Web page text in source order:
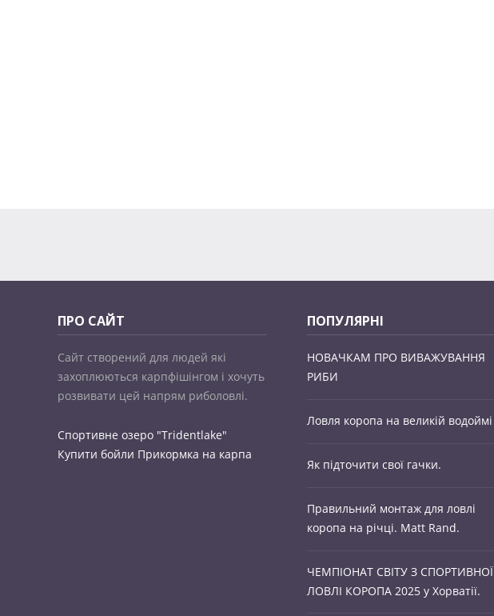
ПРО САЙТ
Сайт створений для людей які
захоплюються карпфішінгом і хочуть
розвивати цей напрям риболовлі.
Спортивне озеро "Tridentlake"
Купити бойли Прикормка на карпа
ПОПУЛЯРНІ
НОВАЧКАМ ПРО ВИВАЖУВАННЯ
РИБИ
Ловля коропа на великій водоймі
Як підточити свої гачки.
Правильний монтаж для ловлі
коропа на річці. Matt Rand.
ЧЕМПІОНАТ СВІТУ З СПОРТИВНОЇ
ЛОВЛІ КОРОПА 2025 у Хорватії.